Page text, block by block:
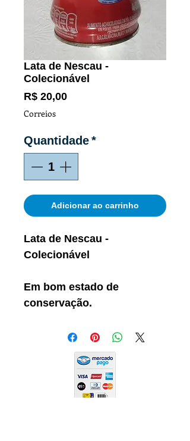
Lata de Nescau -
Colecionável
R$ 20,00Preço
Correios
Quantidade*
Adicionar ao carrinho
Lata de Nescau -
Colecionável
Em bom estado de
conservação.